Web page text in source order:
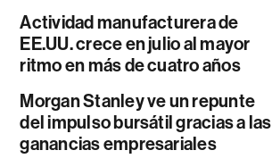
Actividad manufacturera de
EE.UU. crece en julio al mayor
ritmo en más de cuatro años
Morgan Stanley ve un repunte
del impulso bursátil gracias a las
ganancias empresariales